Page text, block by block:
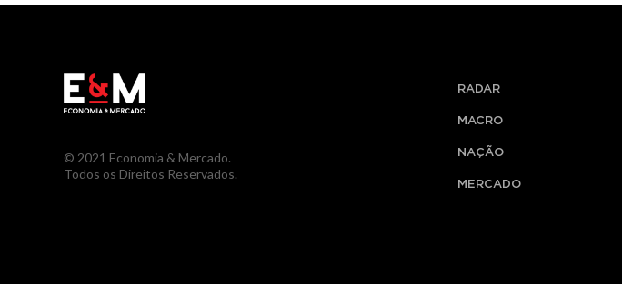
© 2021 Economia & Mercado.
Todos os Direitos Reservados.
RADAR
MACRO
NAÇÃO
MERCADO